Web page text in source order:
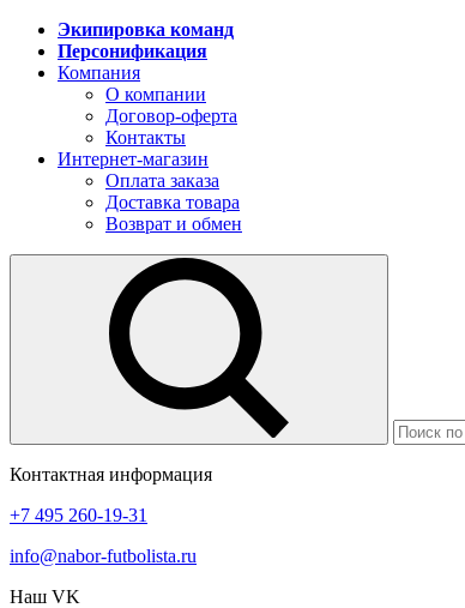
Экипировка команд
Персонификация
Компания
О компании
Договор-оферта
Контакты
Интернет-магазин
Оплата заказа
Доставка товара
Возврат и обмен
Контактная информация
+7 495 260-19-31
info@nabor-futbolista.ru
Наш VK